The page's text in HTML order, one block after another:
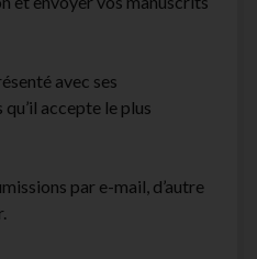
avec ses
accepte le plus
par e-mail, d’autre